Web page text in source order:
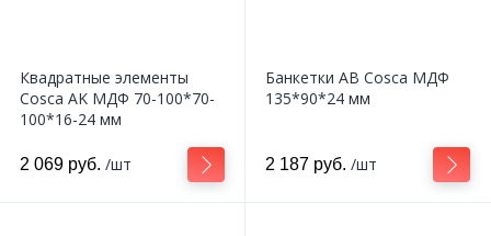
Квадратные элементы
Cosca AK МДФ 70-100*70-
100*16-24 мм
2 069 руб. /шт
Банкетки AB Cosca МДФ
135*90*24 мм
2 187 руб. /шт